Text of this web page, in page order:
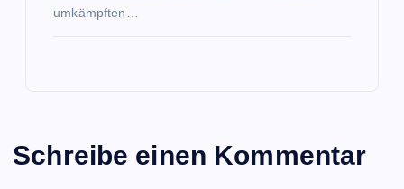
umkämpften…
Schreibe einen Kommentar